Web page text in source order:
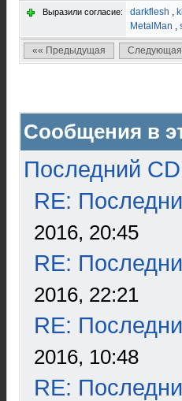
Выразили согласие: darkflesh ,
MetalMan ,
«« Предыдущая Следующая
Сообщения в
Последний
RE:
2016, 20:45
RE:
2016, 22:21
RE:
2016, 10:48
RE: